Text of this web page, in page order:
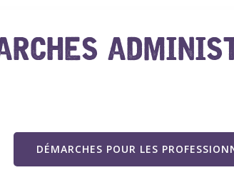
DÉMARCHES POUR LES